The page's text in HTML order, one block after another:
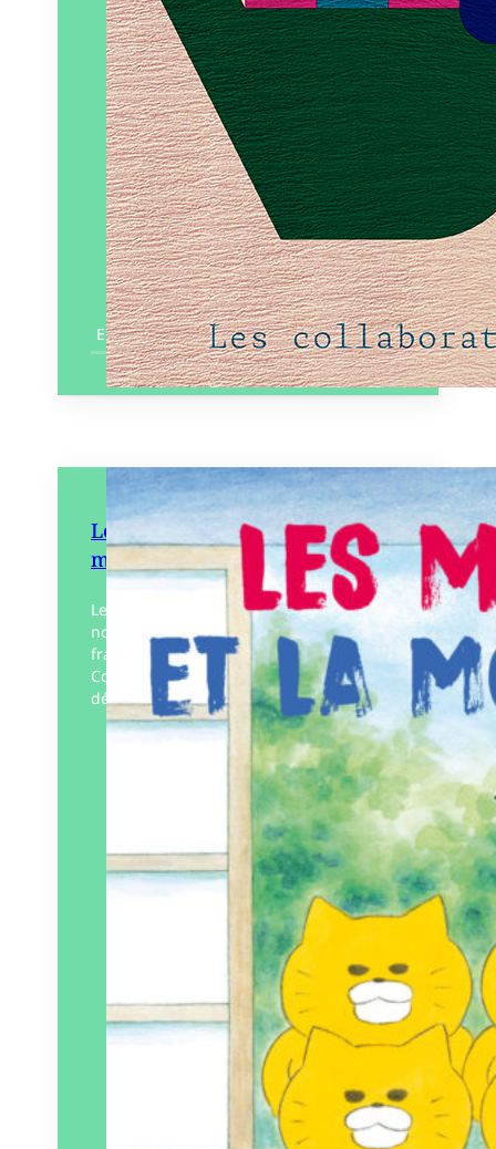
En savoir plus
Les Matous filous et la
montagne hantée
Les matous filous reviennent pour un
nouveau volume dans lequel le rire et la
frayeur se côtoient ! Baoum… !
Connaissez-vous les dango ? De
délicieuses petites boulettes…
Le Cosmographe
06/03/2026